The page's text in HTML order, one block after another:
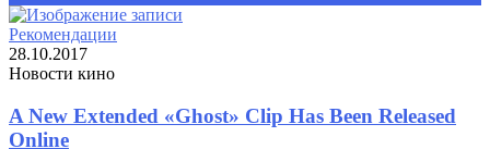
Рекомендации
28.10.2017
Новости кино
A New Extended «Ghost» Clip Has Been Released
Online